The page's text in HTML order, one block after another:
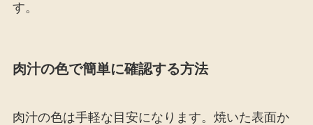
す。
肉汁の色で簡単に確認する方法
肉汁の色は手軽な目安になります。焼いた表面か